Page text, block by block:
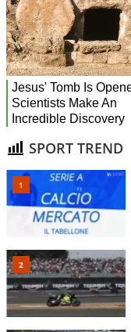
SPORT TREND